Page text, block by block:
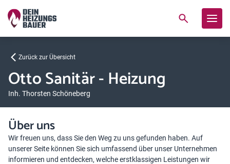
Zurück zur Übersicht
Otto Sanitär - Heizung
Inh. Thorsten Schöneberg
Über uns
Wir freuen uns, dass Sie den Weg zu uns gefunden haben. Auf
unserer Seite können Sie sich umfassend über unser Unternehmen
informieren und entdecken, welche erstklassigen Leistungen wir